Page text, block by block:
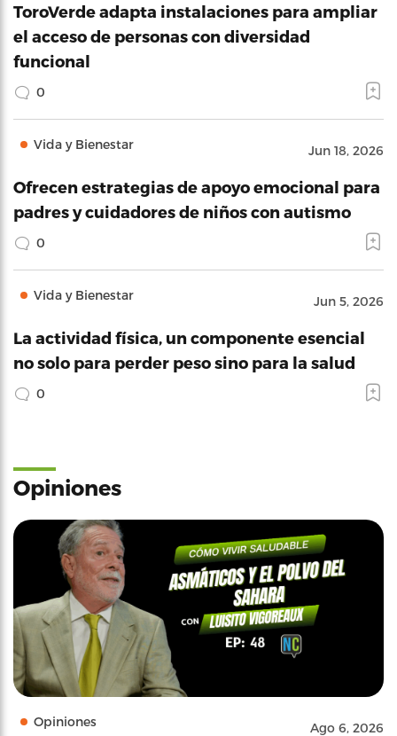
ToroVerde adapta instalaciones para ampliar
el acceso de personas con diversidad
funcional
0
Vida y Bienestar Jun 18, 2026
Ofrecen estrategias de apoyo emocional para
padres y cuidadores de niños con autismo
0
Vida y Bienestar Jun 5, 2026
La actividad física, un componente esencial
no solo para perder peso sino para la salud
0
Opiniones
Opiniones Ago 6, 2026